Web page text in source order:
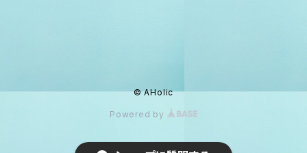
© AHolic
Powered by